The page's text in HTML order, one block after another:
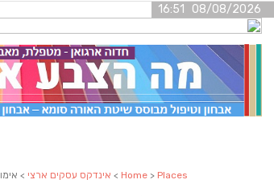
08/08/2026 16:51
Home > Places
> אינדקס עסקים ארצי >